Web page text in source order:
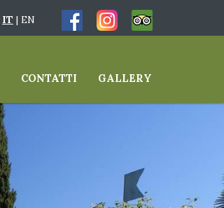
IT | EN
CONTATTI GALLERY